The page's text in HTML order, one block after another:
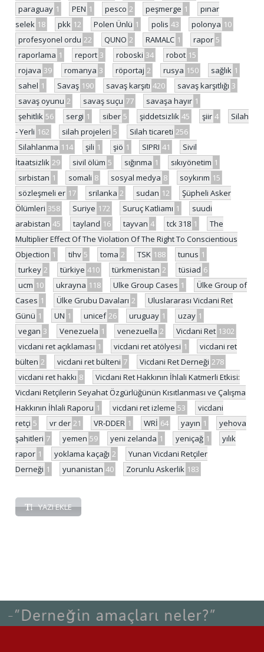
paraguay 1 PEN 1 pesco 2 peşmerge 1
pınar
selek 18 pkk 12 Polen Ünlü 1 polis 43 polonya 10
profesyonel ordu 22 QUNO 2 RAMALC 1 rapor 5
raporlama 1 report 3 roboski 34 robot 15
rojava 39 romanya 3 röportaj 2 rusya 150 sağlık 1
sahel 1 Savaş 190 savaş karşıtı 420 savaş karşıtlığı 3
savaş oyunu 2 savaş suçu 77 savaşa hayır 1
şehitlik 56 sergi 1 siber 5 şiddetsizlik 45 şiir 4
Silah
- Yerli 162 silah projeleri 5 Silah ticareti 256
Silahlanma 114 şili 1 şiö 1 SIPRI 41
Sivil
İtaatsizlik 29 sivil ölüm 5 sığınma 1 sıkıyönetim 1
sırbistan 1 somali 8 sosyal medya 8 soykırım 15
sözleşmeli er 17 srilanka 2 sudan 12
Şüpheli Asker
Ölümleri 358 Suriye 172 Suruç Katliamı 1
suudi
arabistan 45 tayland 16 tayvan 4 tck 318 1
The
Multiplier Effect Of The Violation Of The Right To Conscientious
Objection 1 tihv 5 toma 2 TSK 188 tunus 1
turkey 2 türkiye 410 türkmenistan 2 tüsiad 6
ucm 10 ukrayna 118 Ulke Group Cases 1
Ülke Group of
Cases 1 Ülke Grubu Davaları 2
Uluslararası Vicdani Ret
Günü 1 UN 1 unicef 26 uruguay 1 uzay 1
vegan 3 Venezuela 1 venezuella 2 Vicdani Ret 1302
vicdani ret açıklaması 1 vicdani ret atölyesi 1
vicdani ret
bülten 2 vicdani ret bülteni 7 Vicdani Ret Derneği 278
vicdani ret hakkı 8
Vicdani Ret Hakkının İhlali Katmerli Etkisi:
Vicdani Retçilerin Seyahat Özgürlüğünün Kısıtlanması ve Çalışma
Hakkının İhlali Raporu 1 vicdani ret izleme 53
vicdani
retçi 5 vr der 21 VR-DDER 1 WRİ 64 yayın 1
yehova
şahitleri 7 yemen 59 yeni zelanda 1 yeniçağ 1
yılık
rapor 1 yoklama kaçağı 2
Yunan Vicdani Retçiler
Derneği 1 yunanistan 40 Zorunlu Askerlik 183
YAZI EKLE